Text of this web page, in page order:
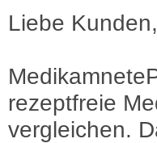
Liebe Kunden,
rezeptfreie
vergleichen.